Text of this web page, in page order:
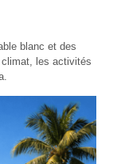
blanc et des
les activités